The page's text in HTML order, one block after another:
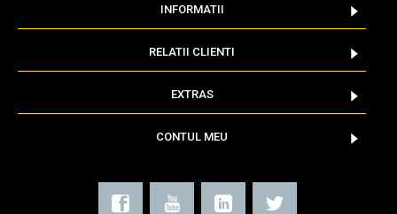
INFORMATII
RELATII CLIENTI
EXTRAS
CONTUL MEU